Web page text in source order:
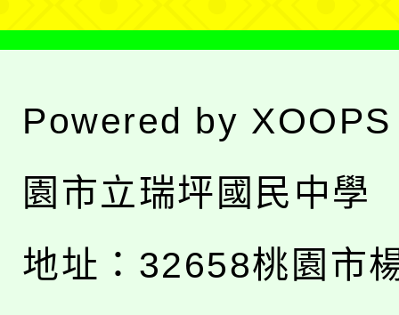
Powered by XOOPS
園市立瑞坪國民中學
地址： 32658桃園市